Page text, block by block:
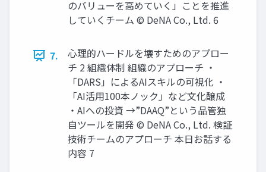
のバリューを高めていく」ことを推進
していくチーム © DeNA Co., Ltd. 6
7.
心理的ハードルを壊すためのアプロー
チ 2 組織体制 組織のアプローチ ・
「DARS」によるAIスキルの可視化 ・
「AI活用100本ノック」など文化醸成
・AIへの投資 →”DAAQ”という品管独
自ツールを開発 © DeNA Co., Ltd. 検証
技術チームのアプローチ 本日お話する
内容 7